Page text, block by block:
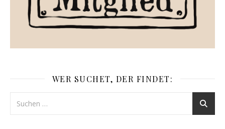
WER SUCHET, DER FINDET: